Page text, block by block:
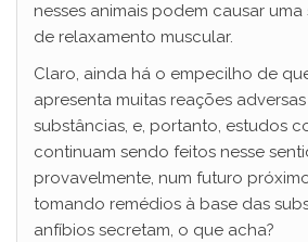
nesses animais podem causar
de relaxamento muscular.
Claro, ainda há o empecilho de
apresenta muitas reações adversas
substâncias, e, portanto, estudos
continuam sendo feitos nesse
provavelmente, num futuro
tomando remédios à base das
anfíbios secretam, o que acha?